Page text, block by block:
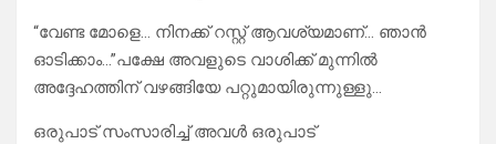
“വേണ്ട മോളെ… നിനക്ക് റസ്റ്റ്‌ ആവശ്യമാണ്… ഞാൻ
ഓടിക്കാം…”പക്ഷേ അവളുടെ വാശിക്ക് മുന്നിൽ
അദ്ദേഹത്തിന് വഴങ്ങിയേ പറ്റുമായിരുന്നുള്ളു…
ഒരുപാട് സംസാരിച്ച് അവൾ ഒരുപാട്